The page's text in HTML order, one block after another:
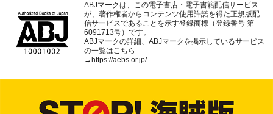
ABJマークは、この電子書店・電子書籍配信サービス
が、著作権者からコンテンツ使用許諾を得た正規版配
信サービスであることを示す登録商標（登録番号 第
6091713号）です。
ABJマークの詳細、ABJマークを掲示しているサービス
の一覧はこちら
→ https://aebs.or.jp/